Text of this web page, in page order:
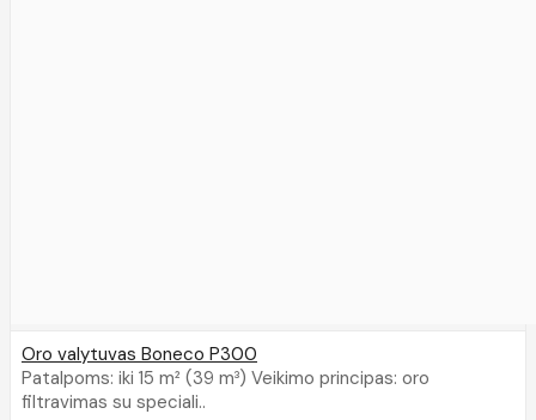
Oro valytuvas Boneco P300
Patalpoms: iki 15 m² (39 m³) Veikimo principas: oro
filtravimas su speciali..